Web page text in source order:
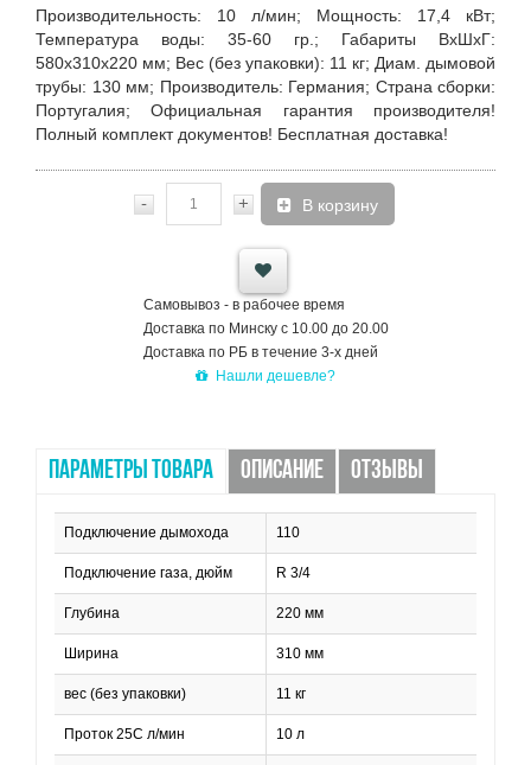
Производительность: 10 л/мин; Мощность: 17,4 кВт;
Температура воды: 35-60 гр.; Габариты ВхШхГ:
580х310х220 мм; Вес (без упаковки): 11 кг; Диам. дымовой
трубы: 130 мм; Производитель: Германия; Страна сборки:
Португалия;Официальная гарантия
производителя!
Полный комплект документов! Бесплатная доставка!
- + В корзину
Самовывоз - в рабочее время
Доставка по Минску с 10.00 до 20.00
Доставка по РБ в течение 3-х дней
Нашли дешевле?
ПАРАМЕТРЫ ТОВАРА ОПИСАНИЕ ОТЗЫВЫ
Подключение дымохода 110
Подключение газа, дюйм R 3/4
Глубина 220 мм
Ширина 310 мм
вес (без упаковки) 11 кг
Проток 25С л/мин 10 л